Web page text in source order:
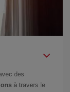
des
à travers le